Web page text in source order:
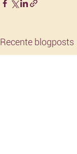
Recente blogposts